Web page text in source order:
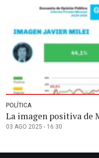
POLÍTICA
La imagen positiva de
03 AGO 2025 - 16:30